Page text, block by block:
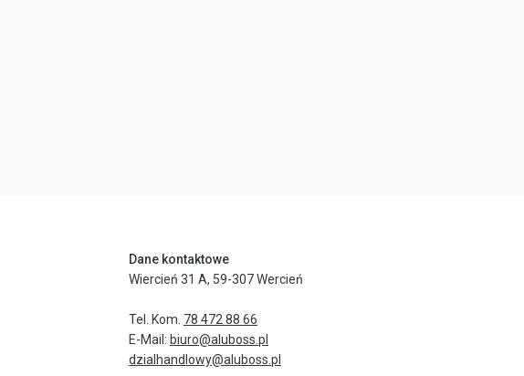
Dane kontaktowe
Wiercień 31 A, 59-307 Wercień
Tel. Kom. 78 472 88 66
E-Mail: biuro@aluboss.pl
dzialhandlowy@aluboss.pl